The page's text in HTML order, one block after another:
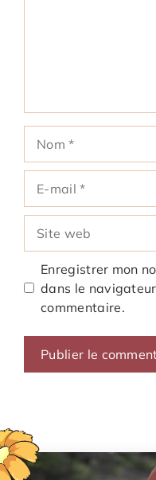
mail
web
Enregistrer mon
dans le
commentaire.